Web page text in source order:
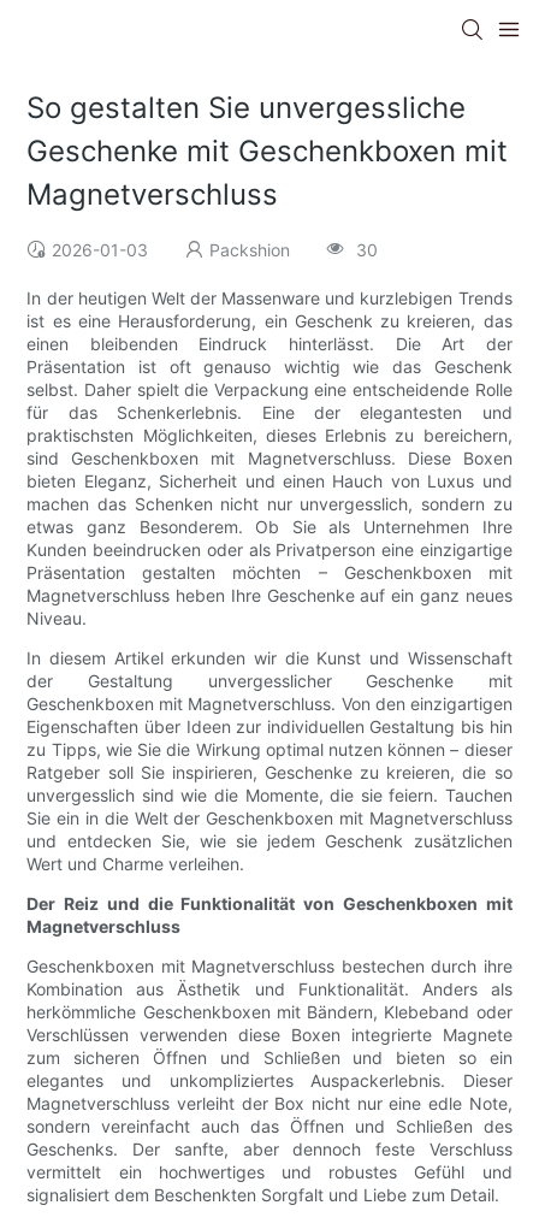
So gestalten Sie unvergessliche
Geschenke mit Geschenkboxen mit
Magnetverschluss
2026-01-03 Packshion 30
In der heutigen Welt der Massenware und kurzlebigen Trends
ist es eine Herausforderung, ein Geschenk zu kreieren, das
einen bleibenden Eindruck hinterlässt. Die Art der
Präsentation ist oft genauso wichtig wie das Geschenk
selbst. Daher spielt die Verpackung eine entscheidende Rolle
für das Schenkerlebnis. Eine der elegantesten und
praktischsten Möglichkeiten, dieses Erlebnis zu bereichern,
sind Geschenkboxen mit Magnetverschluss. Diese Boxen
bieten Eleganz, Sicherheit und einen Hauch von Luxus und
machen das Schenken nicht nur unvergesslich, sondern zu
etwas ganz Besonderem. Ob Sie als Unternehmen Ihre
Kunden beeindrucken oder als Privatperson eine einzigartige
Präsentation gestalten möchten – Geschenkboxen mit
Magnetverschluss heben Ihre Geschenke auf ein ganz neues
Niveau.
In diesem Artikel erkunden wir die Kunst und Wissenschaft
der Gestaltung unvergesslicher Geschenke mit
Geschenkboxen mit Magnetverschluss. Von den einzigartigen
Eigenschaften über Ideen zur individuellen Gestaltung bis hin
zu Tipps, wie Sie die Wirkung optimal nutzen können – dieser
Ratgeber soll Sie inspirieren, Geschenke zu kreieren, die so
unvergesslich sind wie die Momente, die sie feiern. Tauchen
Sie ein in die Welt der Geschenkboxen mit Magnetverschluss
und entdecken Sie, wie sie jedem Geschenk zusätzlichen
Wert und Charme verleihen.
Der Reiz und die Funktionalität von Geschenkboxen mit
Magnetverschluss
Geschenkboxen mit Magnetverschluss bestechen durch ihre
Kombination aus Ästhetik und Funktionalität. Anders als
herkömmliche Geschenkboxen mit Bändern, Klebeband oder
Verschlüssen verwenden diese Boxen integrierte Magnete
zum sicheren Öffnen und Schließen und bieten so ein
elegantes und unkompliziertes Auspackerlebnis. Dieser
Magnetverschluss verleiht der Box nicht nur eine edle Note,
sondern vereinfacht auch das Öffnen und Schließen des
Geschenks. Der sanfte, aber dennoch feste Verschluss
vermittelt ein hochwertiges und robustes Gefühl und
signalisiert dem Beschenkten Sorgfalt und Liebe zum Detail.